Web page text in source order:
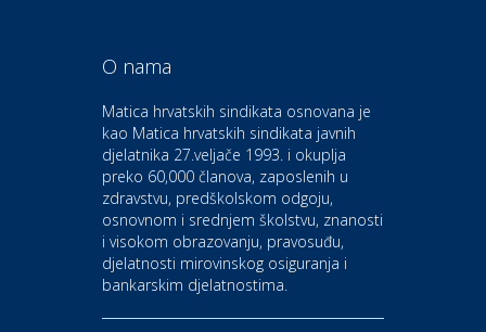
Odmor
Bistrica
Auto-moto i tehnika
CIAK Auto d.o.o.
Kultura i edukacija
Kazalište Gavella
O nama
Matica hrvatskih sindikata osnovana je
kao Matica hrvatskih sindikata javnih
djelatnika 27.veljače 1993. i okuplja
preko 60,000 članova, zaposlenih u
zdravstvu, predškolskom odgoju,
osnovnom i srednjem školstvu, znanosti
i visokom obrazovanju, pravosuđu,
djelatnosti mirovinskog osiguranja i
bankarskim djelatnostima.